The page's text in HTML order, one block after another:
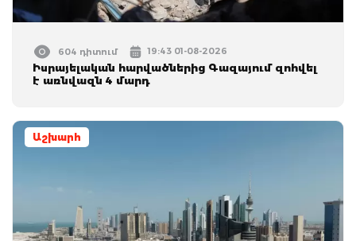
604 դիտում 19:43 01-08-2026
Իսրայելական հարվածներից Գազայում զոհվել
է առնվազն 4 մարդ
Աշխարհ